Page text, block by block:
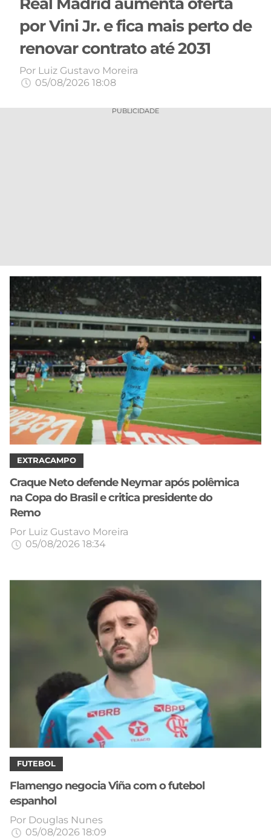
CÓDIGO
DE
INDICAÇÃO
BETANO
ONLINE
2026
CORINTHIANS
SÃO
PAULO
INTERNACIONAL
GRÊMIO
ATLÉTICO
MG
CRUZEIRO
LIBERTADORES
COPA
DO
LALIGA
MERCADO
DA
BOLA
PALPITES
por Vini Jr. e fica mais perto de
renovar contrato até 2031
Por Luiz Gustavo Moreira
05/08/2026 18:08
PUBLICIDADE
EXTRACAMPO
Craque Neto defende Neymar após polêmica
na Copa do Brasil e critica presidente do
Remo
Por Luiz Gustavo Moreira
05/08/2026 18:34
FUTEBOL
Flamengo negocia Viña com o futebol
espanhol
Por Douglas Nunes
05/08/2026 18:09